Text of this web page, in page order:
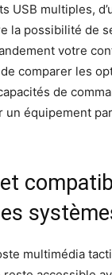
USB multiples,
la possibilité de
votre
comparer les
de
un équipement
multimédia